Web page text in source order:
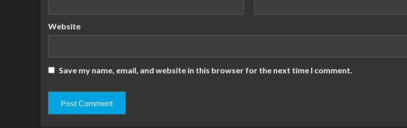
Website
Save my name, email, and website in this browser for the next time I comment.